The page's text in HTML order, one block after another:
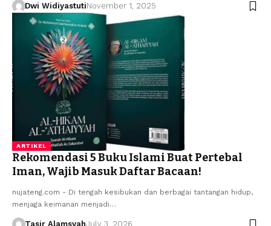
Dwi WidiyastutiNovember 1, 2025
ARTIKEL
Rekomendasi 5 Buku Islami Buat Pertebal
Iman, Wajib Masuk Daftar Bacaan!
nujateng.com - Di tengah kesibukan dan berbagai tantangan hidup,
menjaga keimanan menjadi…
Tasir AlamsyahJuly 3, 2026